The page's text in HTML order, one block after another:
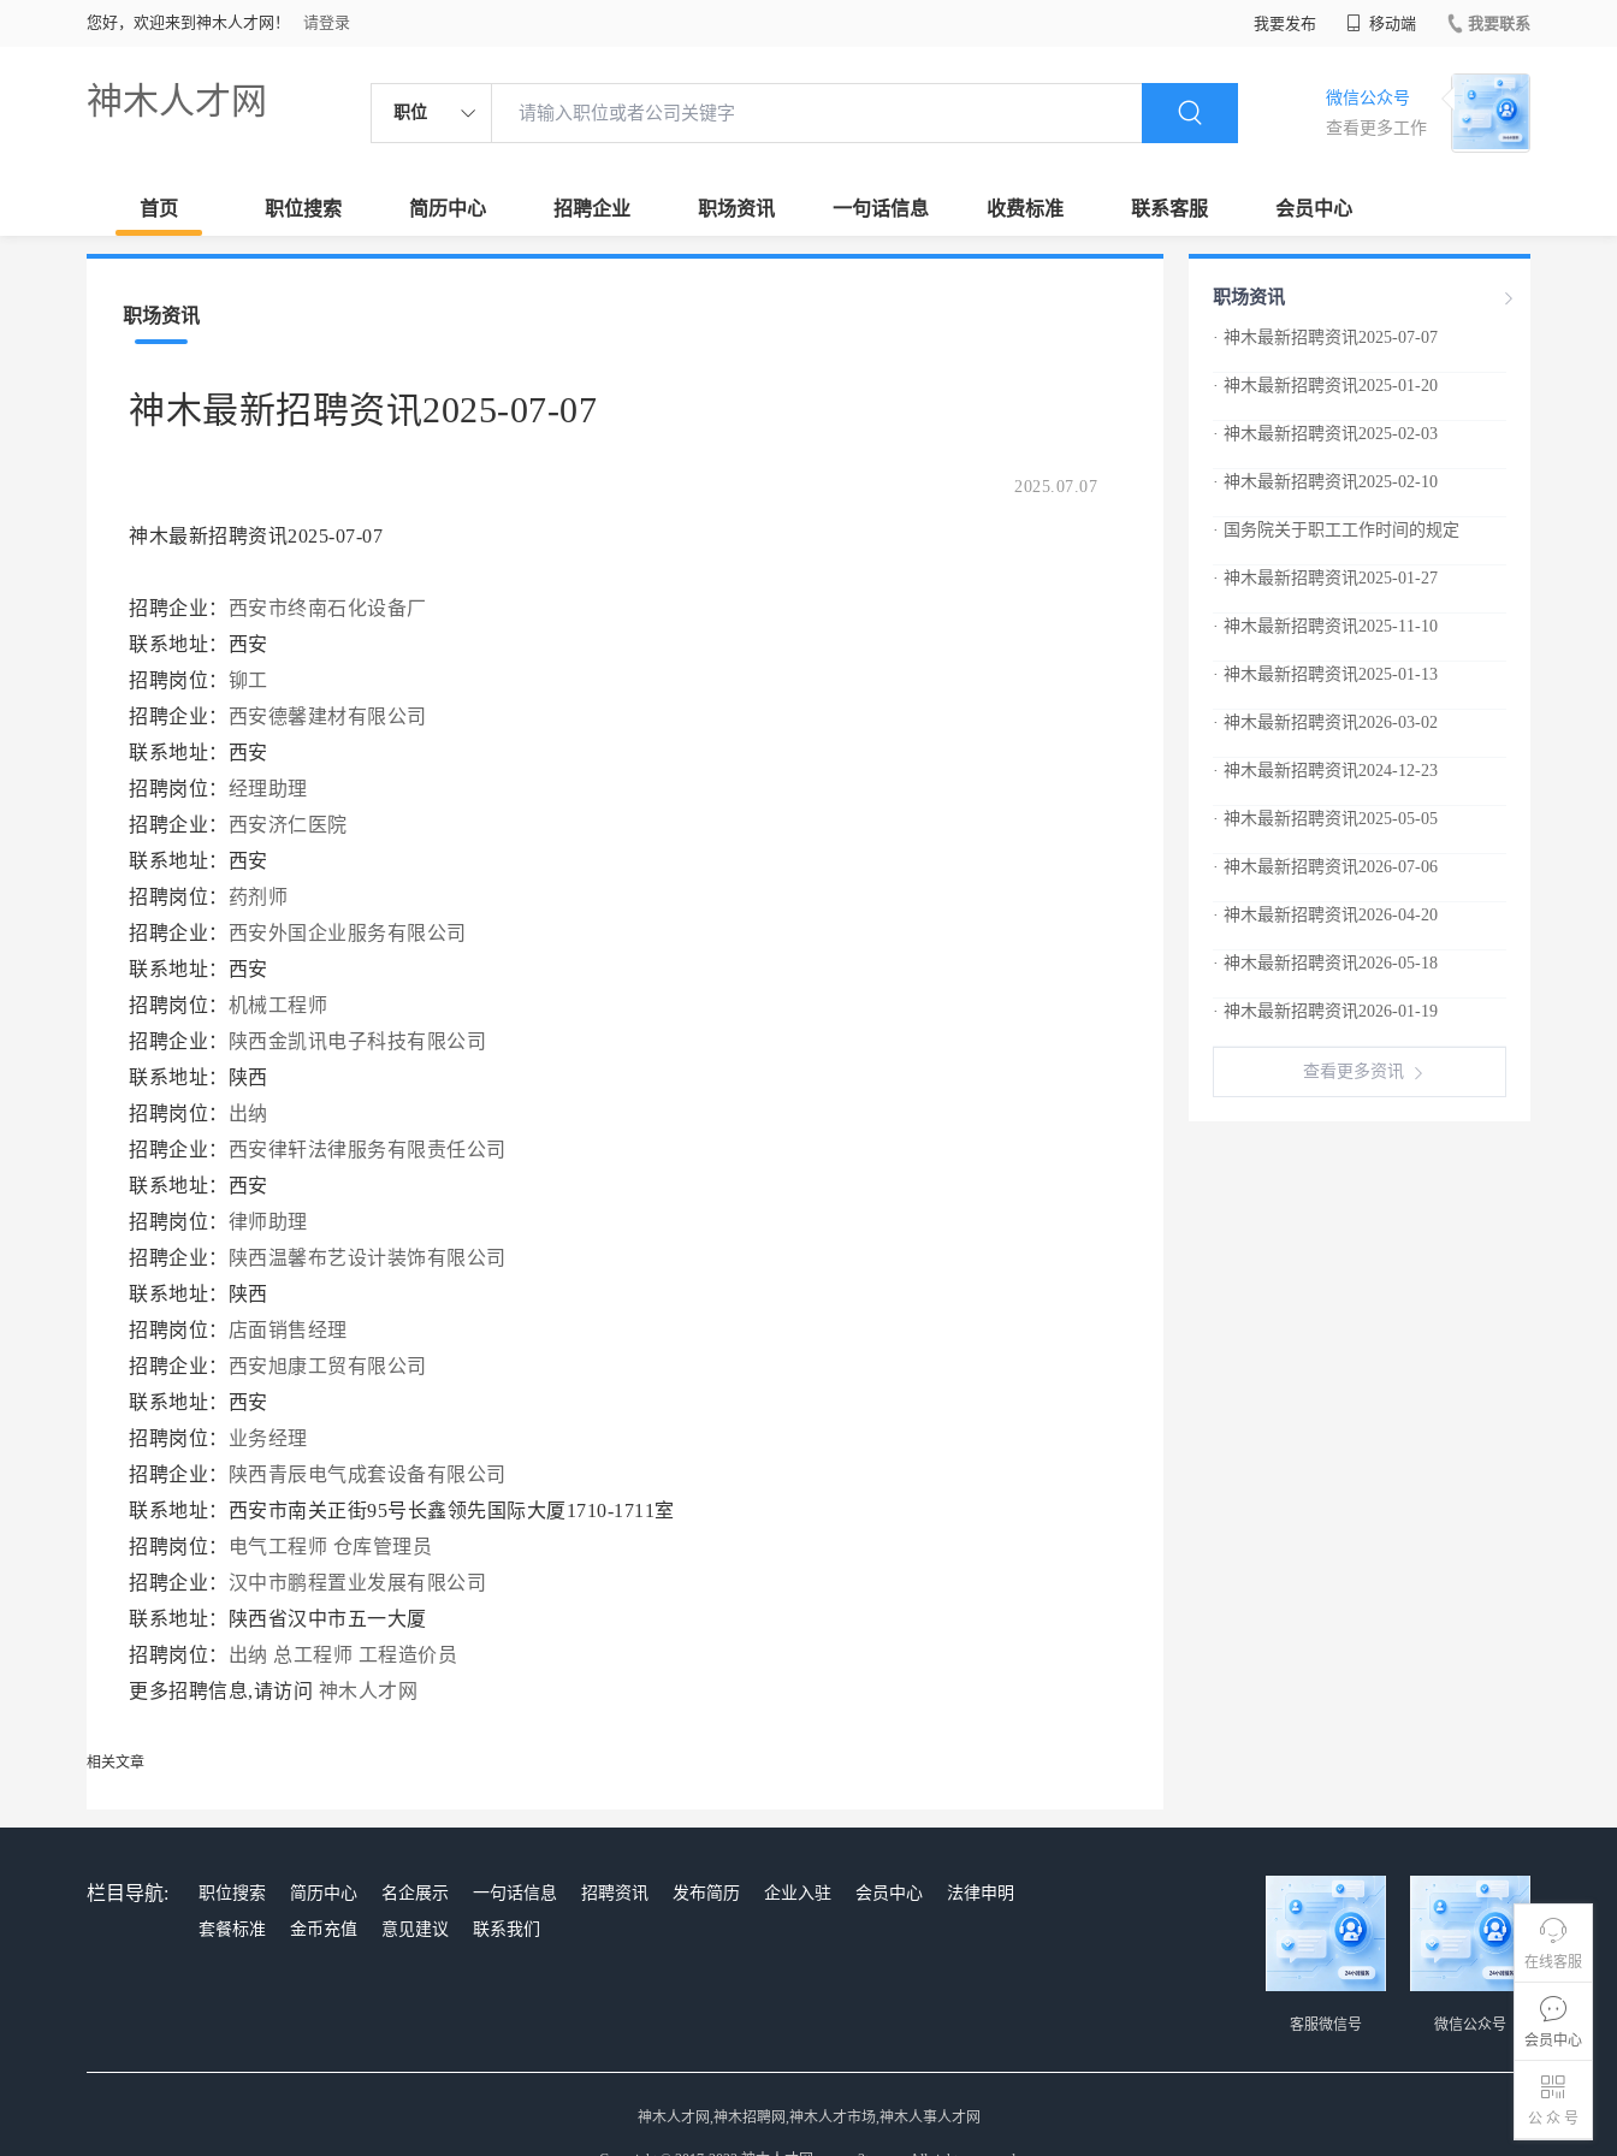
您好，欢迎来到神木人才网！ 请登录 我要发布 移动端 我要联系
神木人才网 职位
微信公众号
查看更多工作
首页 职位搜索 简历中心 招聘企业 职场资讯 一句话信息 收费标准 联系客服 会员中心
在线客服
会员中心
公 众 号
职场资讯
神木最新招聘资讯2025-07-07
2025.07.07
神木最新招聘资讯2025-07-07
招聘企业： 西安市终南石化设备厂
联系地址：西安
招聘岗位： 铆工
招聘企业： 西安德馨建材有限公司
联系地址：西安
招聘岗位： 经理助理
招聘企业： 西安济仁医院
联系地址：西安
招聘岗位： 药剂师
招聘企业： 西安外国企业服务有限公司
联系地址：西安
招聘岗位： 机械工程师
招聘企业：
陕西金凯讯电子科技有限公司
联系地址：陕西
招聘岗位： 出纳
招聘企业： 西安律轩法律服务有限责任公司
联系地址：西安
招聘岗位： 律师助理
招聘企业：
陕西温馨布艺设计装饰有限公司
联系地址：陕西
招聘岗位： 店面销售经理
招聘企业： 西安旭康工贸有限公司
联系地址：西安
招聘岗位： 业务经理
招聘企业：
陕西青辰电气成套设备有限公司
联系地址：西安市南关正街95号长鑫领先国际大厦1710-1711室
招聘岗位：
电气工程师 仓库管理员
招聘企业： 汉中市鹏程置业发展有限公司
联系地址：陕西省汉中市五一大厦
招聘岗位： 出纳 总工程师 工程造价员
更多招聘信息,请访问 神木人才网
相关文章
职场资讯
· 神木最新招聘资讯2025-07-07
· 神木最新招聘资讯2025-01-20
· 神木最新招聘资讯2025-02-03
· 神木最新招聘资讯2025-02-10
· 国务院关于职工工作时间的规定
· 神木最新招聘资讯2025-01-27
· 神木最新招聘资讯2025-11-10
· 神木最新招聘资讯2025-01-13
· 神木最新招聘资讯2026-03-02
· 神木最新招聘资讯2024-12-23
· 神木最新招聘资讯2025-05-05
· 神木最新招聘资讯2026-07-06
· 神木最新招聘资讯2026-04-20
· 神木最新招聘资讯2026-05-18
· 神木最新招聘资讯2026-01-19
查看更多资讯
栏目导航: 职位搜索 简历中心 名企展示 一句话信息 招聘资讯 发布简历 企业入驻 会员中心
法律申明
套餐标准
金币充值 意见建议 联系我们
微信公众号
客服微信号
神木人才网,神木招聘网,神木人才市场,神木人事人才网